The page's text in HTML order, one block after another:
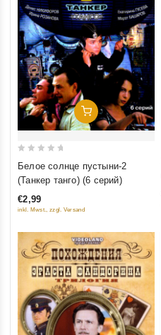
Добавить В Корзину
5
Белое солнце пустыни-2
(Танкер танго) (6 серий)
€2,99
inkl. Mwst., zzgl. Versand